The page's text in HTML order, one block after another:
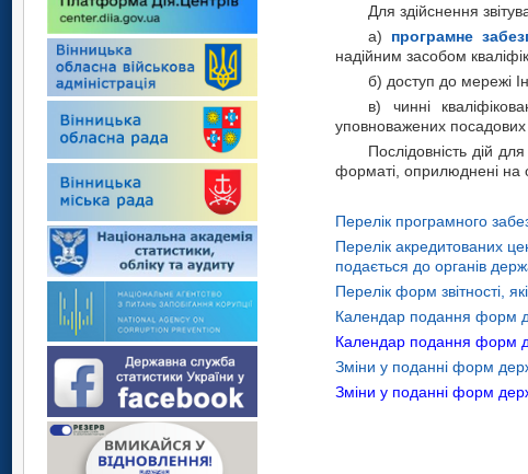
Для здійснення
а) програмне
надійним засобом
б) доступ до мережі
в) чинні
уповноважених посадових
Послідовність дій
форматі, оприлюднені на
Перелік програмного
Перелік акредитованих
подається до органів
Перелік форм звітності,
Календар подання форм
Календар подання форм
Зміни у поданні форм
Зміни у поданні форм